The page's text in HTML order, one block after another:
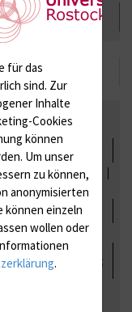
/ Knochen;
Gonaden / Zyklus /
Blutalkohol,
/ Harnwege
Stuhl
/
Stoffwechsel /
/ Vitamine;
für das
sind. Zur
Inhalte
Cookies
können
Um unser
zu können,
anonymisierten
können einzeln
wollen oder
.